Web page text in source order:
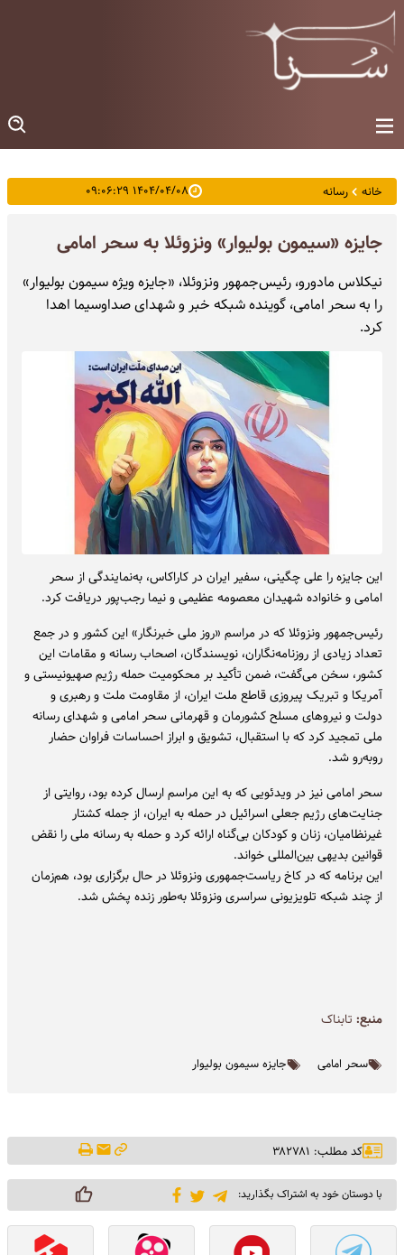
خانه رسانه ۱۴۰۴/۰۴/۰۸ ۰۹:۰۶:۲۹
جایزه «سیمون بولیوار» ونزوئلا به سحر امامی
نیکلاس مادورو، رئیس‌جمهور ونزوئلا، «جایزه ویژه سیمون بولیوار»
را به سحر امامی، گوینده شبکه خبر و شهدای صداوسیما اهدا
کرد.
این جایزه را علی چگینی، سفیر ایران در کاراکاس، به‌نمایندگی از سحر
امامی و خانواده شهیدان معصومه عظیمی و نیما رجب‌پور دریافت کرد.
رئیس‌جمهور ونزوئلا که در مراسم «روز ملی ️خبرنگار» این کشور و در جمع
تعداد زیادی از روزنامه‌نگاران، نویسندگان، اصحاب رسانه و مقامات این
کشور، سخن می‌گفت، ضمن تأکید بر محکومیت حمله رژیم صهیونیستی و
آمریکا و تبریک پیروزی قاطع ملت ایران، از مقاومت ملت و رهبری و
دولت و نیروهای مسلح کشورمان و قهرمانی سحر امامی و شهدای رسانه
ملی تمجید کرد که با استقبال، تشویق و ابراز احساسات فراوان حضار
روبه‌رو شد.
سحر امامی نیز در ویدئویی که به این مراسم ارسال کرده بود، روایتی از
جنایت‌های رژیم جعلی اسرائیل در حمله به ایران، از جمله کشتار
غیرنظامیان، زنان و کودکان بی‌گناه ارائه کرد و حمله به رسانه ملی را نقض
قوانین بدیهی بین‌المللی خواند.
این برنامه که در کاخ ریاست‌جمهوری ونزوئلا در حال برگزاری بود، هم‌زمان
از چند شبکه تلویزیونی سراسری ونزوئلا به‌طور زنده پخش شد.
منبع: تابناک
سحر امامی جایزه سیمون بولیوار
کد مطلب: ۳۸۲۷۸۱
با دوستان خود به اشتراک بگذارید: